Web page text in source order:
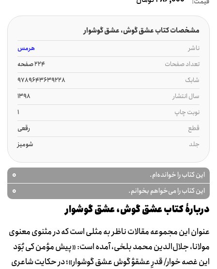
مشخصات کتاب عشق گوش، عشق گوشوار
ناشر
هرمس
تعداد صفحات
224 صفحه
شابک
9789643639228
سال انتشار
1398
نوبت چاپ
1
قطع
رقعی
جلد
شومیز
این کتاب را خوانده‌ام. 0
این کتاب را می‌خواهم بخوانم. 0
دربارۀ کتاب عشق گوش، عشق گوشوار
عنوان این مجموعه مقالات ناظر به مثلی است که در مثنوی معنوی
مولانا، جلال‌الدین محمد بلخی، آمده است: «پیش مؤمن کی بُوَد
این غصه خوار/ قدرِ عشقؤ گوش عشق گوشوار»؛ در حکایت شاعری